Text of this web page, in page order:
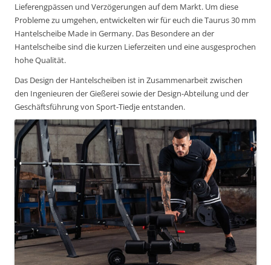
Lieferengpässen und Verzögerungen auf dem Markt. Um diese
Probleme zu umgehen, entwickelten wir für euch die Taurus 30 mm
Hantelscheibe Made in Germany. Das Besondere an der
Hantelscheibe sind die kurzen Lieferzeiten und eine ausgesprochen
hohe Qualität.
Das Design der Hantelscheiben ist in Zusammenarbeit zwischen
den Ingenieuren der Gießerei sowie der Design-Abteilung und der
Geschäftsführung von Sport-Tiedje entstanden.